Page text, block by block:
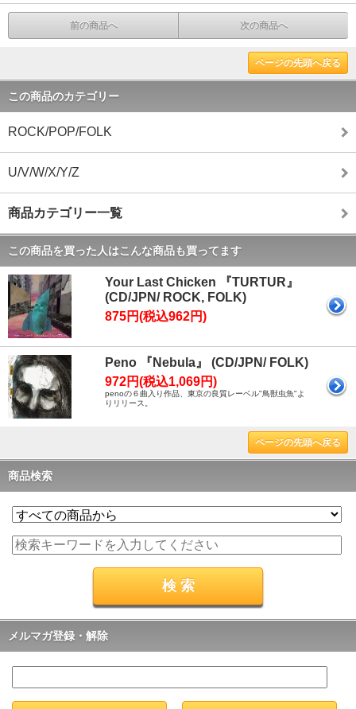
前の商品へ 次の商品へ
ページの先頭へ戻る
この商品のカテゴリー
ROCK/POP/FOLK
U/V/W/X/Y/Z
商品カテゴリー一覧
この商品を買った人はこんな商品も買ってます
Your Last Chicken 『TURTUR』
(CD/JPN/ ROCK, FOLK)
875円(税込962円)
Peno 『Nebula』 (CD/JPN/ FOLK)
972円(税込1,069円)
penoの６曲入り作品、東京の良質レーベル"鳥獣虫魚"よ
りリリース。
ページの先頭へ戻る
商品検索
メルマガ登録・解除